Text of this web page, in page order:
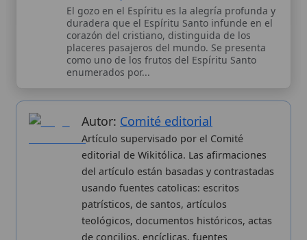
editorial de Wikitólica. Las afirmaciones
del artículo están basadas y contrastadas
usando fuentes catolicas: escritos
patrísticos, de santos, artículos
teológicos, documentos históricos, actas
la Iglesia. Proceso editorial →
Wikitólica © 2026. Enciclopedia del patrimonio doctrinal,
histórico y litúrgico de la Iglesia Católica. Parte de la red formativa
Curso Católico,Buscador CatólicoyCustodio Animae. Con
analíticas anónimas. LicenciaCC BY-SA(texto). Editado en
ISSN: 3101-7339 . Bajo el patrocinio de San
Carlo Acutis.
Sobre nosotros Categorias